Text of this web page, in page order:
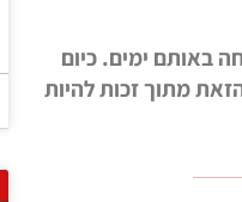
באותם ימים. כיום
מתוך זכות להיות